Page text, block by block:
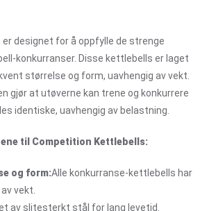
designet for å oppfylle de strenge
konkurranser. Disse kettlebells er laget
størrelse og form, uavhengig av vekt.
gjør at utøverne kan trene og konkurrere
identiske, uavhengig av belastning.
til Competition Kettlebells:
og form:Alle konkurranse-kettlebells har
vekt.
av slitesterkt stål for lang levetid.